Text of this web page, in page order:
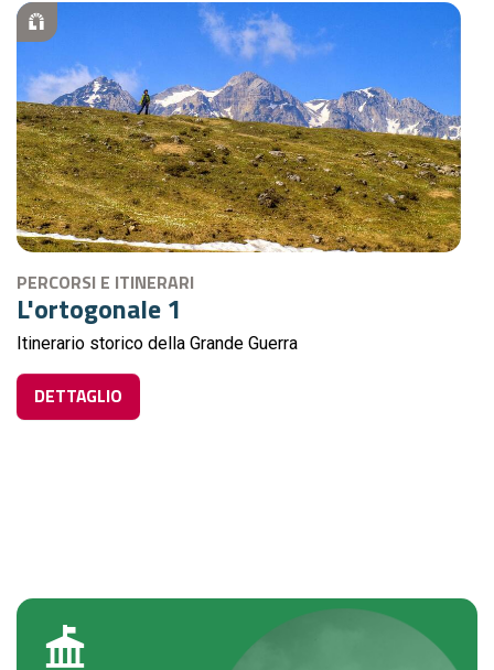
PERCORSI E ITINERARI
L'ortogonale 1
Itinerario storico della Grande Guerra
DETTAGLIO